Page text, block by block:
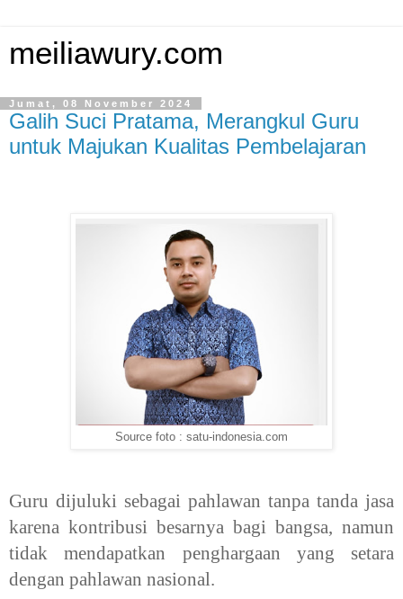
meiliawury.com
Jumat, 08 November 2024
Galih Suci Pratama, Merangkul Guru
untuk Majukan Kualitas Pembelajaran
Source foto : satu-indonesia.com
Guru dijuluki sebagai pahlawan tanpa tanda jasa
karena kontribusi besarnya bagi bangsa, namun
tidak mendapatkan penghargaan yang setara
dengan pahlawan nasional.